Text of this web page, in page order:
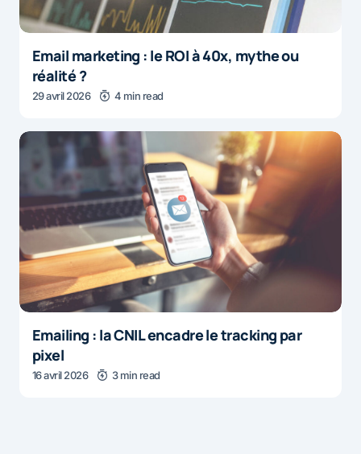
Email marketing : le ROI à 40x, mythe ou
réalité ?
29 avril 2026 4 min read
Emailing : la CNIL encadre le tracking par
pixel
16 avril 2026 3 min read